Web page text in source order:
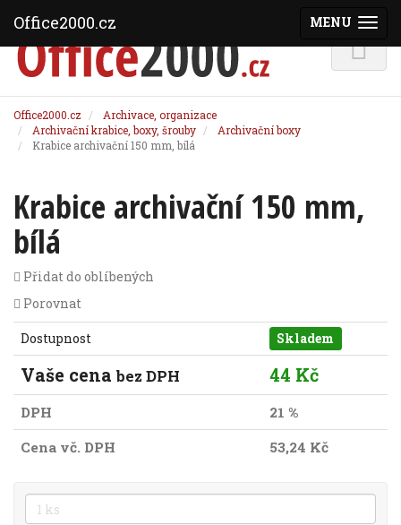
Office2000.cz
Archivace, organizace
Archivační krabice, boxy, šrouby
Archivační boxy
Krabice archivační 150 mm, bílá
Krabice archivační 150 mm,
bílá
Přidat do oblíbených
Porovnat
Dostupnost Skladem
Vaše cena bez DPH 44 Kč
DPH
21 %
Cena vč. DPH
53,24 Kč
MENU
Office2000.cz